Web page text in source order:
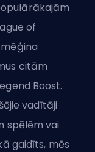
of
citām
Boost.
vadītāji
spēlēm vai
gaidīts, mēs